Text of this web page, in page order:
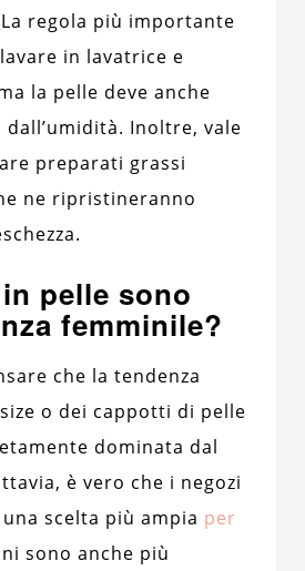
regola più importante
in lavatrice e
la pelle deve anche
Inoltre, vale
preparati grassi
ne ripristineranno
pelle sono
femminile?
che la tendenza
o dei cappotti di pelle
dominata dal
è vero che i negozi
scelta più ampia per
sono anche più